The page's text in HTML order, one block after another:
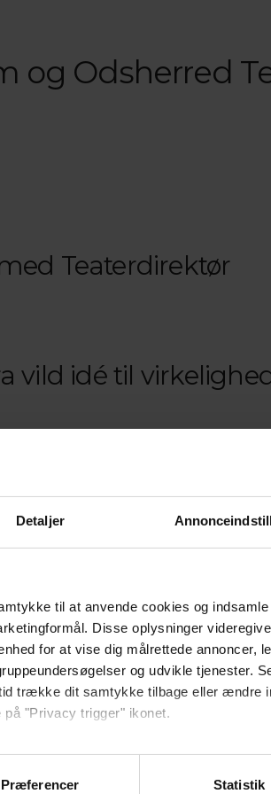
Detaljer
til at anvende cookies og
Disse oplysninger
for at vise dig målrettede annoncer,
og udvikle tjenester.
trække dit samtykke tilbage eller ændre
"Privacy trigger" ikonet.
Præferencer Statistik
og Odsherred
Teaterdirektør
vild idé til
bedre til at samarbejde og
for netværk.